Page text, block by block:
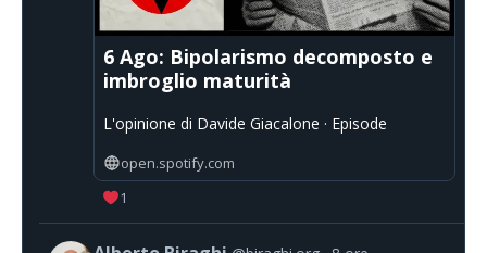
6 Ago: Bipolarismo decomposto e
imbroglio maturità
L'opinione di Davide Giacalone · Episode
open.spotify.com
1